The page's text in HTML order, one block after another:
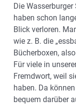
Die
haben schon
Blick verloren.
wie z. B. die
Bücherboxen,
Für viele in
Fremdwort, weil
haben. Da
bequem darüber